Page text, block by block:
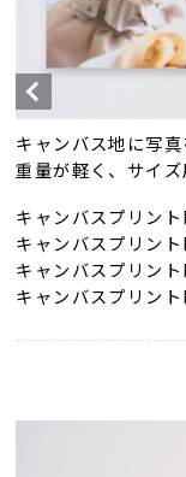
キャンバス地に写真
重量が軽く、サイズ
キャンバスプリン
キャンバスプリン
キャンバスプリン
キャンバスプリン